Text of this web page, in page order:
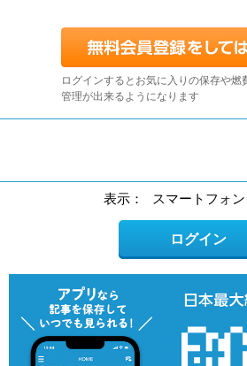
ログインするとお気に入りの保存や燃
管理が出来るようになります
表示： スマートフォン
ログイン